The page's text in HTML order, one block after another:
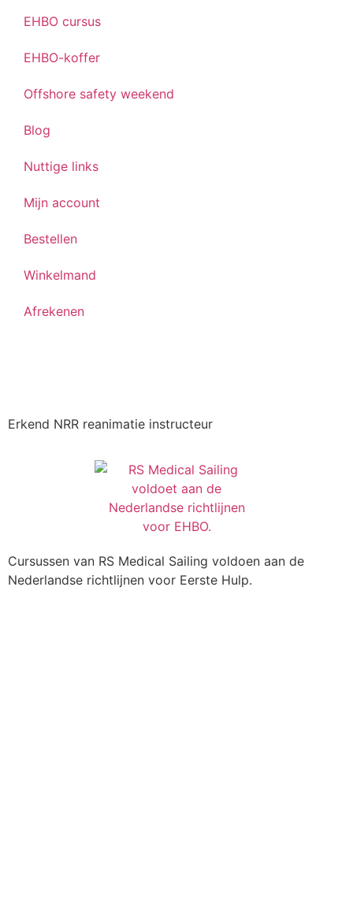
EHBO cursus
EHBO-koffer
Offshore safety weekend
Blog
Nuttige links
Mijn account
Bestellen
Winkelmand
Afrekenen
Erkend NRR reanimatie instructeur
Cursussen van RS Medical Sailing voldoen aan de
Nederlandse richtlijnen voor Eerste Hulp.